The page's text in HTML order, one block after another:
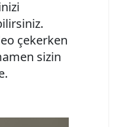
çekerken
sizin